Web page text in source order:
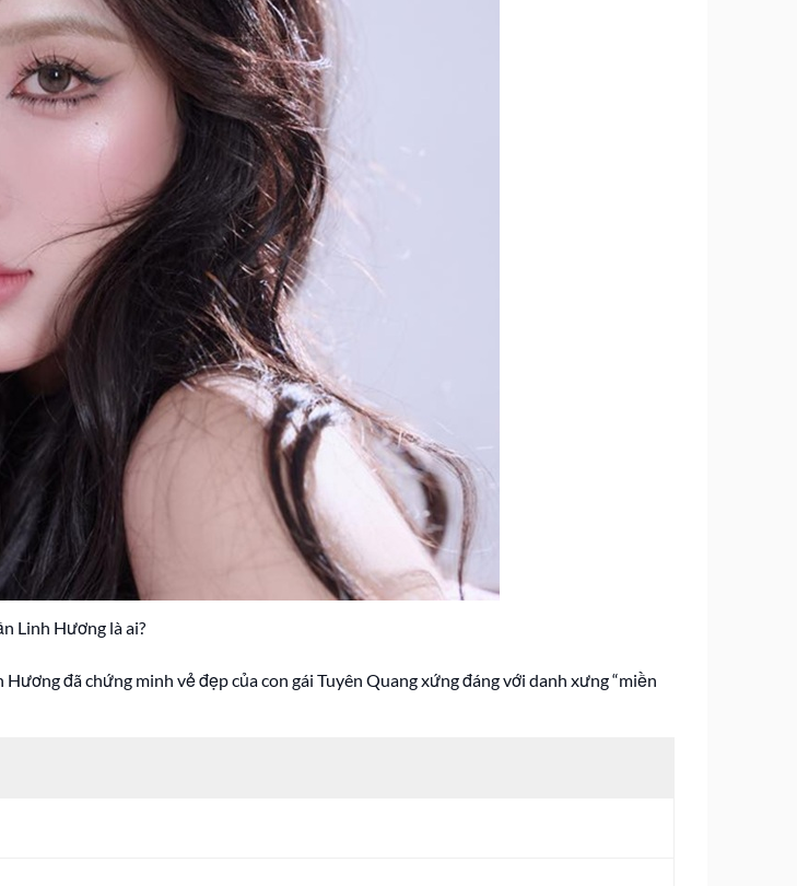
Linh Hương là ai?
đã chứng minh vẻ đẹp của con gái Tuyên Quang xứng đáng với danh xưng “miền